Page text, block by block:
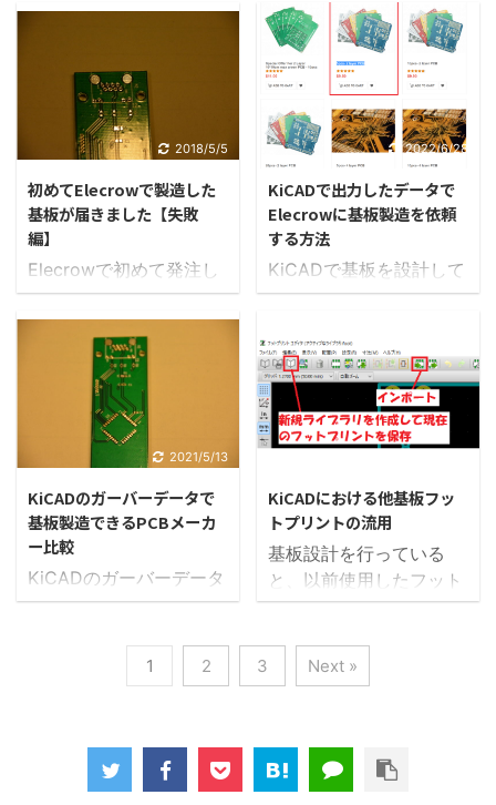
および固定用のボスの配
置がピンコンパチなの
で、うまくハマっている
のですが、LED用の端子
が無いのですから気付い
て ...
く、部品の実装も依頼が
であれば、Elecrowで在
庫している部品が使えま
すし、「Digi-key」や
「MOUSER」で購入でき
達をしてくれます。 しか
し、それ以外の特殊な部
品が場合はこちらから送
付する必要があります。
送付する方法について紹
介します。 国際郵便の種
類 国際郵便には主に下記
の種類があります。
EMS（国際スピード郵
便） 国際eパケット 航空
便 エコノミー航空（ ...
Elecrowにて製造をしま
したが、今回はElecrow
で実装まで依頼する方法
を紹介したいと思いま
す。 Elecrowで基板製
造＆実装をするにはメー
ルでの問い合わせから ま
ずは、
「service@elecrow.com
」へメールするところか
ら始めます。 当然、英語
ろいろ英語ができる方に
アドバイスを頂きなが
ら、初挑戦してみまし
た！ Elecrowに実装依頼
容が必要なのか？
Elecrowで基板製 ...
2018/5/5
初めてElecrowで製造した
基板が届きました【失敗
編】
Elecrowで初めて発注し
た基板が届きました！ 今
回は基板のみの製造で、
発注から約２週間ほどで
到着しました。 基板５枚
製造で送料込で約１３
＄強。 信じられない安さ
ですね。 国内の基板屋さ
やで１万円弱かかるので
はないでしょうか？
KiCADで設計し、
Elecrowで製造した基板
で、主にRJ４５コネクタ
とマイコンが載っただけ
がありましたが、 基板の
キズ 穴加工のズレ レジ
2022/6/28
KiCADで出力したデータで
Elecrowに基板製造を依頼
する方法
KiCADで基板を設計して
ガーバーデータの出力を
製造の依頼を行います。
ガーバーデータがあれ
ば、基本的にどこの基板
製造メーカーでも依頼で
きます。 今回は「基板を
い」というのが目的で、
海外業者へ依頼しまし
た。 ガーバーデータの拡
張子変更 発注を依頼する
添付します。 ガーバーデ
ータの出力方法は下記を
KiCADで出力したガーバ
ーデータの拡張子と製造
2021/5/13
KiCADのガーバーデータで
基板製造できるPCBメーカ
ー比較
KiCADのガーバーデータ
で基板製造できるメーカ
基本的に個人で発注でき
るメーカーさんに絞って
「P板ドットコム」さん
が有名で非常に安くP板
KiCADにおける他基板フッ
トプリントの流用
基板設計を行っている
と、以前使用したフット
プリントを使いたいとい
に１台のPCで設計して
いるのであれば、共通の
可能です。 しかし、私の
場合は複数のPC（自宅
1 2 3 Next »